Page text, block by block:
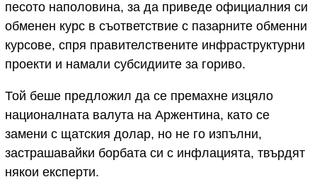
песото наполовина, за да приведе официалния си
обменен курс в съответствие с пазарните обменни
курсове, спря правителствените инфраструктурни
проекти и намали субсидиите за гориво.
Той беше предложил да се премахне изцяло
националната валута на Аржентина, като се
замени с щатския долар, но не го изпълни,
застрашавайки борбата си с инфлацията, твърдят
някои експерти.